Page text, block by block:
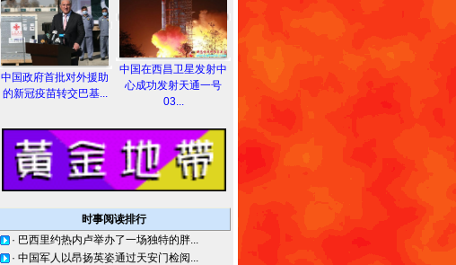
中国政府首批对外援助
的新冠疫苗转交巴基...
中国在西昌卫星发射中
心成功发射天通一号
03...
时事阅读排行
· 巴西里约热内卢举办了一场独特的胖...
· 中国军人以昂扬英姿通过天安门检阅...